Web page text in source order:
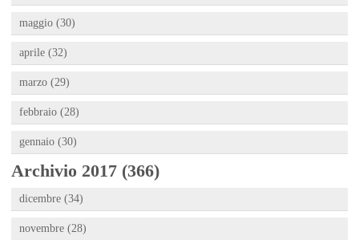
maggio (30)
aprile (32)
marzo (29)
febbraio (28)
gennaio (30)
Archivio 2017 (366)
dicembre (34)
novembre (28)